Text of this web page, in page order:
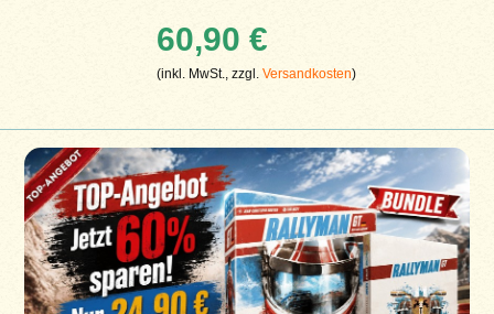
60,90 €
(inkl. MwSt., zzgl.Versandkosten)